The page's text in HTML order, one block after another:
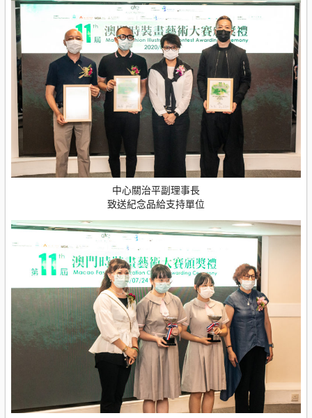
中心關治平副理事長
致送紀念品給支持單位